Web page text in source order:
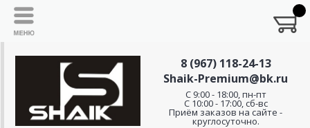
8 (967) 118-24-13
Shaik-Premium@bk.ru
C 9:00 - 18:00, пн-пт
С 10:00 - 17:00, сб-вс
Приём заказов на сайте -
круглосуточно.